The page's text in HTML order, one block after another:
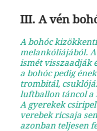
III. A vén
A bohóc kizökkenti
melankóliájából.
ismét visszaadják
a bohóc pedig
trombitál,
luftballon táncol a
A gyerekek
verebek ricsaja
azonban teljesen